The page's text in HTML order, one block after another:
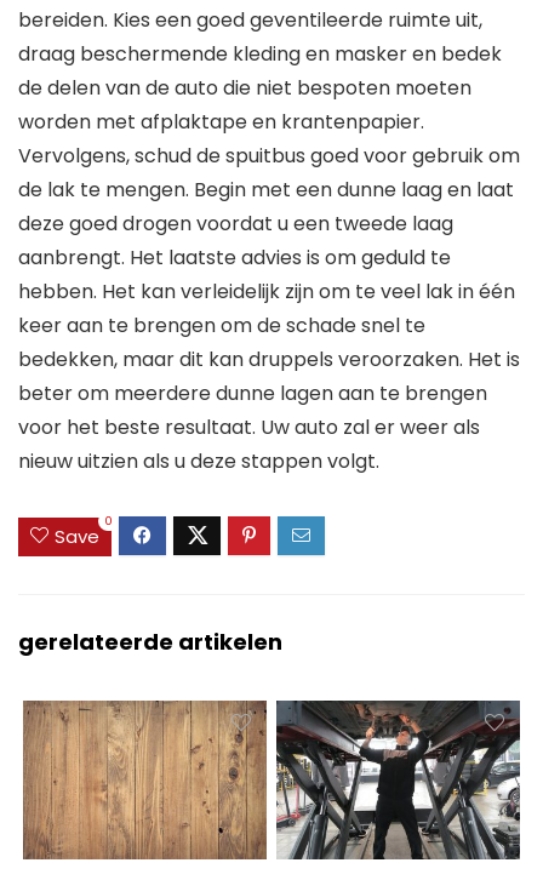
bereiden. Kies een goed geventileerde ruimte uit,
draag beschermende kleding en masker en bedek
de delen van de auto die niet bespoten moeten
worden met afplaktape en krantenpapier.
Vervolgens, schud de spuitbus goed voor gebruik om
de lak te mengen. Begin met een dunne laag en laat
deze goed drogen voordat u een tweede laag
aanbrengt. Het laatste advies is om geduld te
hebben. Het kan verleidelijk zijn om te veel lak in één
keer aan te brengen om de schade snel te
bedekken, maar dit kan druppels veroorzaken. Het is
beter om meerdere dunne lagen aan te brengen
voor het beste resultaat. Uw auto zal er weer als
nieuw uitzien als u deze stappen volgt.
Save
0
gerelateerde artikelen